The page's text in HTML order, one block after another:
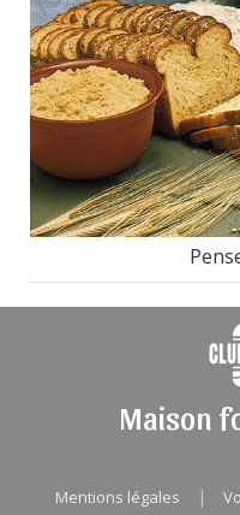
Maison
Mentions légales |